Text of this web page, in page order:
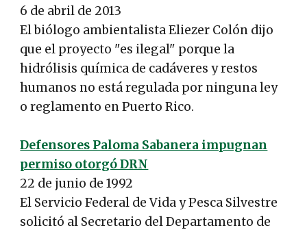
6 de abril de 2013
El biólogo ambientalista Eliezer Colón dijo
que el proyecto "es ilegal" porque la
hidrólisis química de cadáveres y restos
humanos no está regulada por ninguna ley
o reglamento en Puerto Rico.
Defensores Paloma Sabanera impugnan
permiso otorgó DRN
22 de junio de 1992
El Servicio Federal de Vida y Pesca Silvestre
solicitó al Secretario del Departamento de